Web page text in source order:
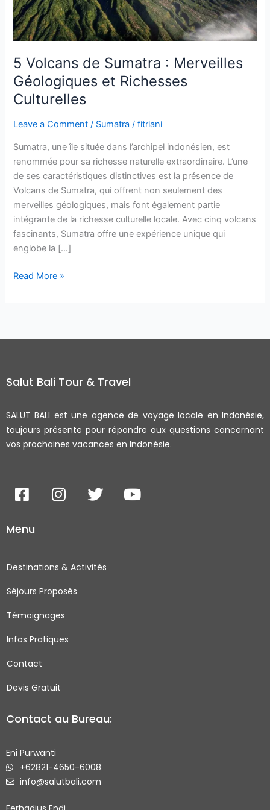
5 Volcans de Sumatra : Merveilles
Géologiques et Richesses
Culturelles
Leave a Comment / Sumatra /fitriani
Sumatra, une île située dans l’archipel indonésien, est
renommée pour sa richesse naturelle extraordinaire. L’une
de ses caractéristiques distinctives est la présence de
Volcans de Sumatra, qui offrent non seulement des
merveilles géologiques, mais font également partie
intégrante de la richesse culturelle locale. Avec cinq volcans
fascinants, Sumatra offre une expérience unique qui
englobe la […]
et
Richesses
Culturelles
Read More »
Salut Bali Tour & Travel
SALUT BALI est une agence de voyage locale en Indonésie,
toujours présente pour répondre aux questions concernant
vos prochaines vacances en Indonésie.
F
a
e
o
k
-
q
u
r
I
n
g
a
m
T
w
e
Y
o
Menu
Destinations & Activités
Séjours Proposés
Témoignages
Infos Pratiques
Contact
Devis Gratuit
Contact au Bureau:
Eni Purwanti
+62821-4650-6008
info@salutbali.com